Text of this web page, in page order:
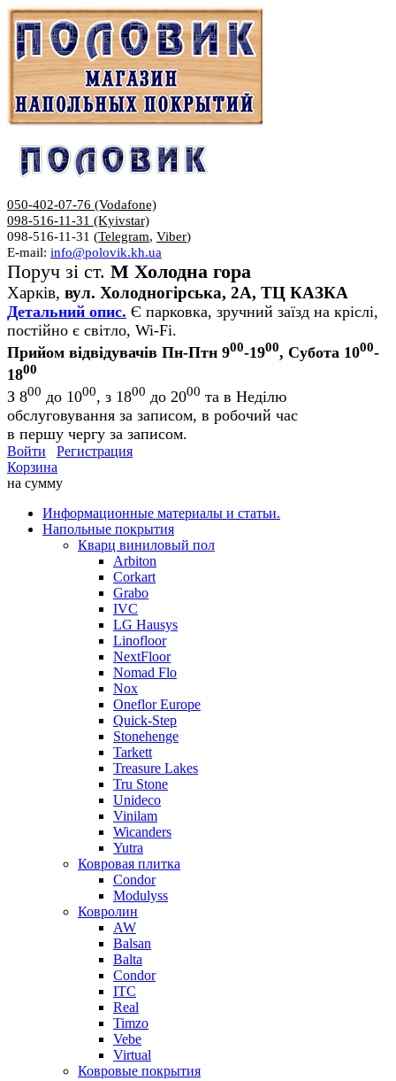
050-402-07-76 (Vodafone)
098-516-11-31 (Kyivstar)
098-516-11-31 (Telegram, Viber)
E-mail: info@polovik.kh.ua
Поруч зі ст. М Холодна гора
Харків, вул. Холодногірська, 2А, ТЦ КАЗКА
Детальний опис. Є парковка, зручний заїзд на кріслі,
постійно є світло, Wi-Fi.
Прийом відвідувачів Пн-Птн 900-1900, Субота 1000-
1800
З 800 до 1000, з 1800 до 2000 та в Неділю
обслуговування за записом, в робочий час
в першу чергу за записом.
Войти
Регистрация
Корзина
на сумму
Информационные материалы и статьи.
Напольные покрытия
Кварц виниловый пол
Arbiton
Corkart
Grabo
IVC
LG Hausys
Linofloor
NextFloor
Nomad Flo
Nox
Oneflor Europe
Quick-Step
Stonehenge
Tarkett
Treasure Lakes
Tru Stone
Unideco
Vinilam
Wicanders
Yutra
Ковровая плитка
Condor
Modulyss
Ковролин
AW
Balsan
Balta
Condor
ITC
Real
Timzo
Vebe
Virtual
Ковровые покрытия